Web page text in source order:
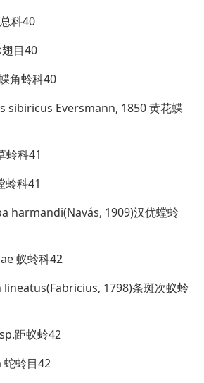
科40
目40
角蛉科40
sibiricus Eversmann, 1850 黄花蝶
蛉科41
科41
harmandi(Navás, 1909)汉优螳蛉
蚁蛉科42
1798)条斑次蚁蛉
距蚁蛉42
蛉目42